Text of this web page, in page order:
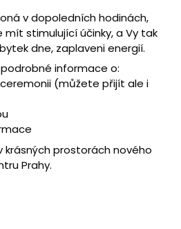
v dopoledních hodinách,
stimulující účinky, a Vy tak
dne, zaplaveni energií.
informace o:
(můžete přijít ale i
krásných prostorách nového
Prahy.